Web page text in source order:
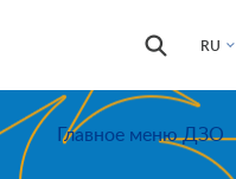
RU
Форма
Поиск
Главное меню ДЗО